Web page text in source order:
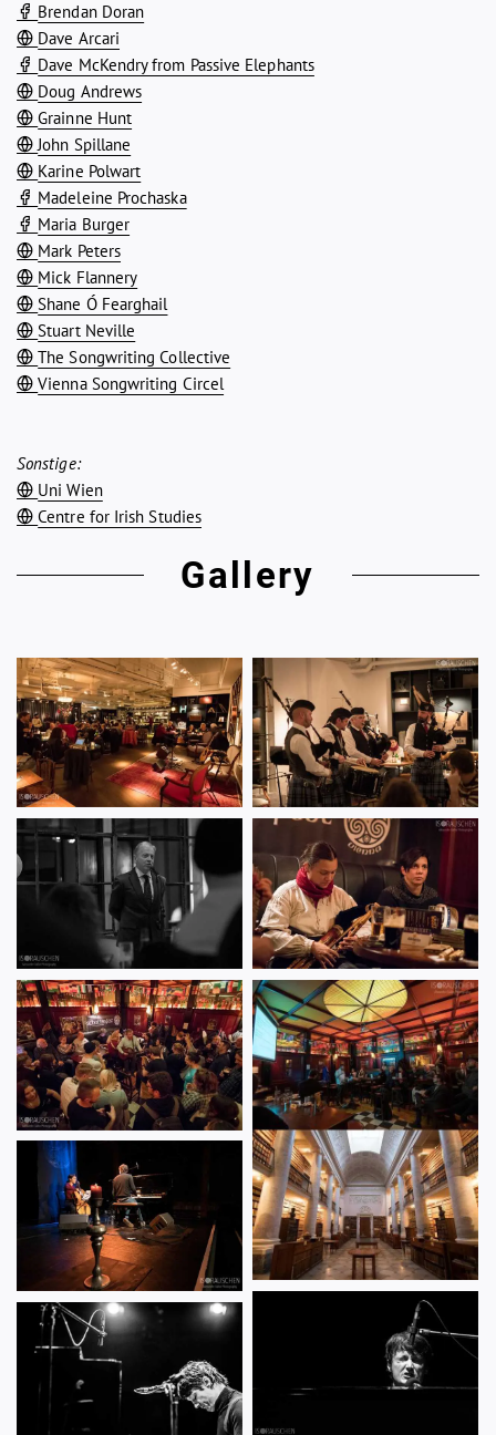
Brendan Doran
Dave Arcari
Dave McKendry from Passive Elephants
Doug Andrews
Grainne Hunt
John Spillane
Karine Polwart
Madeleine Prochaska
Maria Burger
Mark Peters
Mick Flannery
Shane Ó Fearghail
Stuart Neville
The Songwriting Collective
Vienna Songwriting Circel
Sonstige:
Uni Wien
Centre for Irish Studies
Gallery